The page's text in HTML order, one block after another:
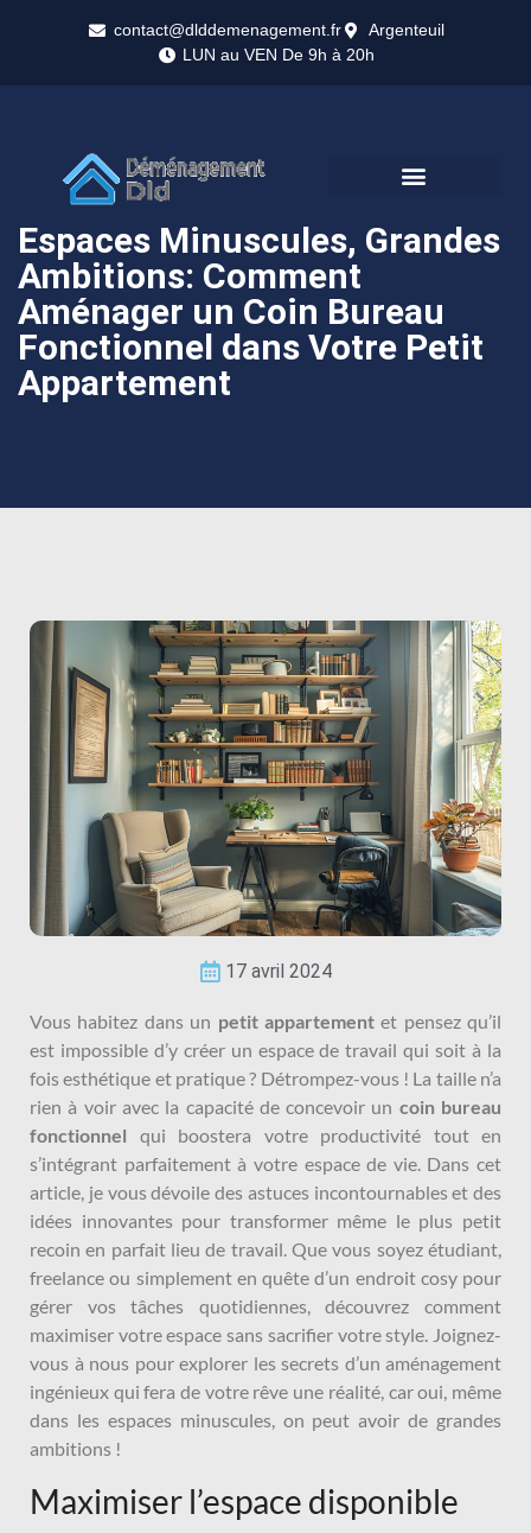
contact@dlddemenagement.fr
Argenteuil
LUN au VEN De 9h à 20h
Espaces Minuscules, Grandes
Ambitions: Comment
Aménager un Coin Bureau
Fonctionnel dans Votre Petit
Appartement
17 avril 2024
Vous habitez dans un petit appartementet pensez qu’il
est impossible d’y créer un espace de travail qui soit à la
fois esthétique et pratique ? Détrompez-vous ! La taille n’a
rien à voir avec la capacité de concevoir un coin bureau
fonctionnel qui boostera votre productivité tout en
s’intégrant parfaitement à votre espace de vie. Dans cet
article, je vous dévoile des astuces incontournables et des
idées innovantes pour transformer même le plus petit
recoin en parfait lieu de travail. Que vous soyez étudiant,
freelance ou simplement en quête d’un endroit cosy pour
gérer vos tâches quotidiennes, découvrez comment
maximiser votre espace sans sacrifier votre style. Joignez-
vous à nous pour explorer les secrets d’un aménagement
ingénieux qui fera de votre rêve une réalité, car oui, même
dans les espaces minuscules, on peut avoir de grandes
ambitions !
Maximiser l’espace disponible